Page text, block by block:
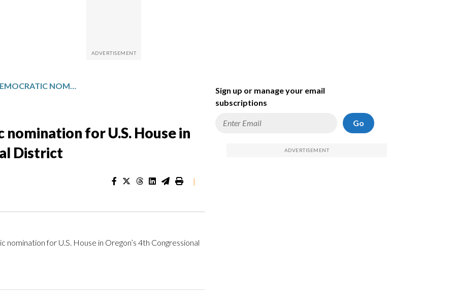
VAL HOYLE WINS DEMOCRATIC NOMINATION FOR U.S. HOUSE IN OREGON’S 4TH CONGRESSIONAL DISTRICT
for U.S. House in
District
|
for U.S. House in Oregon’s 4th Congressional
Sign up or manage your email
subscriptions
Go